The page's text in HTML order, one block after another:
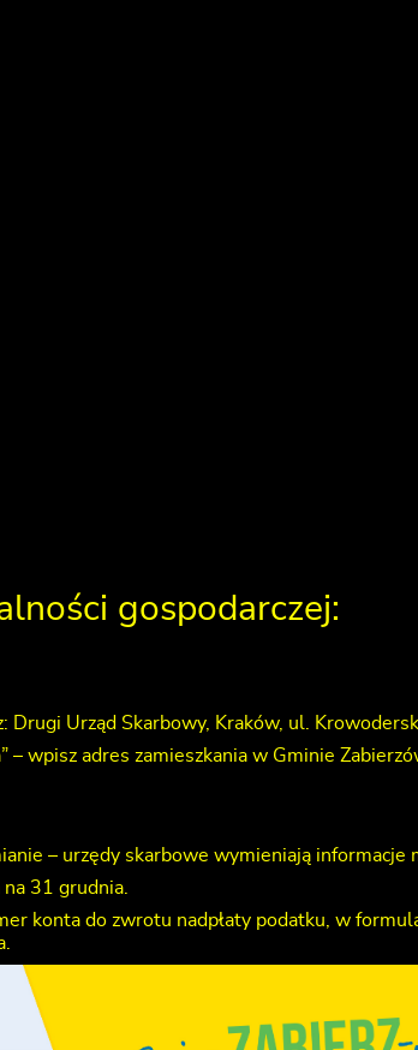
gospodarczej:
Drugi Urząd Skarbowy, Kraków, ul.
– wpisz adres zamieszkania w Gminie
– urzędy skarbowe wymieniają informacje
31 grudnia.
konta do zwrotu nadpłaty podatku, w